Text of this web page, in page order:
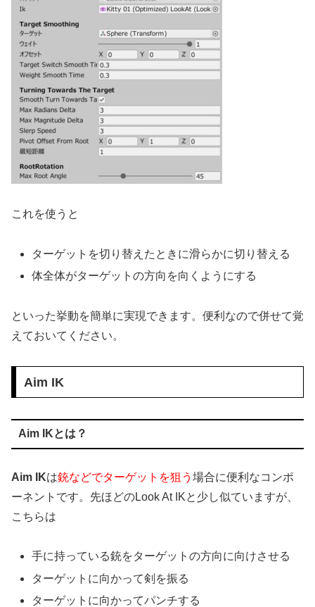
これを使うと
ターゲットを切り替えたときに滑らかに切り替える
体全体がターゲットの方向を向くようにする
といった挙動を簡単に実現できます。便利なので併せて覚
えておいてください。
Aim IK
Aim IKとは？
Aim IKは銃などでターゲットを狙う 場合に便利なコンポ
ーネントです。先ほどのLook At IKと少し似ていますが、
こちらは
手に持っている銃をターゲットの方向に向けさせる
ターゲットに向かって剣を振る
ターゲットに向かってパンチする